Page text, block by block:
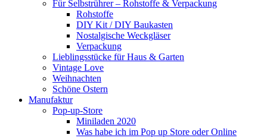
Für Selbstrührer – Rohstoffe & Verpackung
Rohstoffe
DIY Kit / DIY Baukasten
Nostalgische Weckgläser
Verpackung
Lieblingsstücke für Haus & Garten
Vintage Love
Weihnachten
Schöne Ostern
Manufaktur
Pop-up-Store
Miniladen 2020
Was habe ich im Pop up Store oder Online